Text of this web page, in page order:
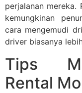
perjalanan
kemungkinan
cara mengemudi
driver biasanya
Tips
Rental